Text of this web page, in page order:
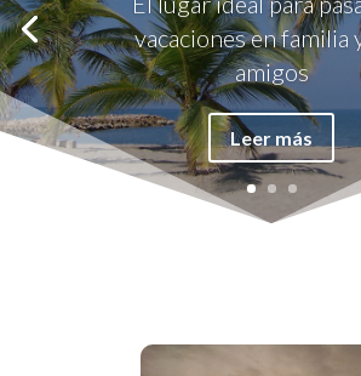
El lugar ideal para
vacaciones en familia y
amigos
Leer más